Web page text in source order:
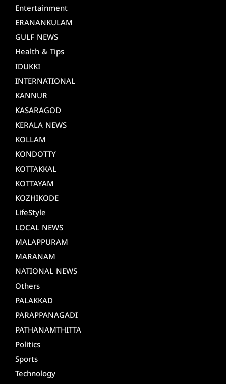
Entertainment
ERANANKULAM
GULF NEWS
Health & Tips
IDUKKI
INTERNATIONAL
KANNUR
KASARAGOD
KERALA NEWS
KOLLAM
KONDOTTY
KOTTAKKAL
KOTTAYAM
KOZHIKODE
LifeStyle
LOCAL NEWS
MALAPPURAM
MARANAM
NATIONAL NEWS
Others
PALAKKAD
PARAPPANAGADI
PATHANAMTHITTA
Politics
Sports
Technology